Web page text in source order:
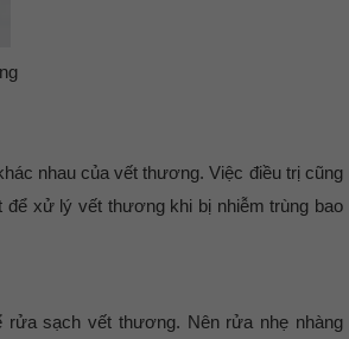
nhau của vết thương. Việc điều trị cũng
xử lý vết thương khi bị nhiễm trùng bao
sạch vết thương. Nên rửa nhẹ nhàng